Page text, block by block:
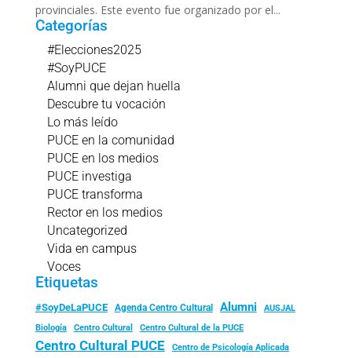
provinciales. Este evento fue organizado por el...
Categorías
#Elecciones2025
#SoyPUCE
Alumni que dejan huella
Descubre tu vocación
Lo más leído
PUCE en la comunidad
PUCE en los medios
PUCE investiga
PUCE transforma
Rector en los medios
Uncategorized
Vida en campus
Voces
Etiquetas
#SoyDeLaPUCE Agenda Centro Cultural Alumni
AUSJAL
Biología
Centro Cultural Centro Cultural de la PUCE
Centro Cultural PUCE Centro de Psicología Aplicada